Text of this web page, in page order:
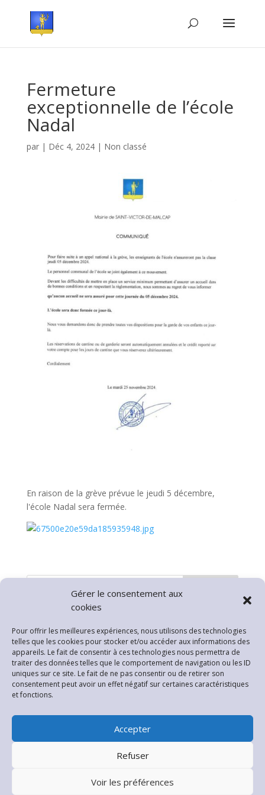
Gérer le consentement aux
cookies
Pour offrir les meilleures expériences, nous utilisons des technologies
telles que les cookies pour stocker et/ou accéder aux informations des
appareils. Le fait de consentir à ces technologies nous permettra de
traiter des données telles que le comportement de navigation ou les ID
uniques sur ce site. Le fait de ne pas consentir ou de retirer son
consentement peut avoir un effet négatif sur certaines caractéristiques
et fonctions.
Accepter
Refuser
Voir les préférences
Fermeture
exceptionnelle de l’école
Nadal
par | Déc 4, 2024| Non classé
En raison de la grève prévue le jeudi 5 décembre,
l'école Nadal sera fermée.
Articles récents
INTERDICTION PETARDS ET FEUX D’ARTIFICE
Arrêté Sècheresse
Fermeture Mairie
Planning Permanences Rénovation Habitat
Pollution de l’Air par les particules
Commentaires récents